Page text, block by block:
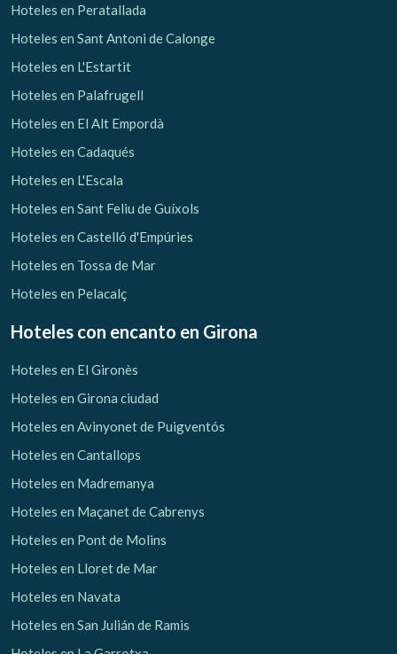
Hoteles en Peratallada
Hoteles en Sant Antoni de Calonge
Hoteles en L'Estartit
Hoteles en Palafrugell
Hoteles en El Alt Empordà
Hoteles en Cadaqués
Hoteles en L'Escala
Hoteles en Sant Feliu de Guíxols
Hoteles en Castelló d'Empúries
Hoteles en Tossa de Mar
Hoteles en Pelacalç
Hoteles con encanto en Girona
Hoteles en El Gironès
Hoteles en Girona ciudad
Hoteles en Avinyonet de Puigventós
Hoteles en Cantallops
Hoteles en Madremanya
Hoteles en Maçanet de Cabrenys
Hoteles en Pont de Molins
Hoteles en Lloret de Mar
Hoteles en Navata
Hoteles en San Julián de Ramis